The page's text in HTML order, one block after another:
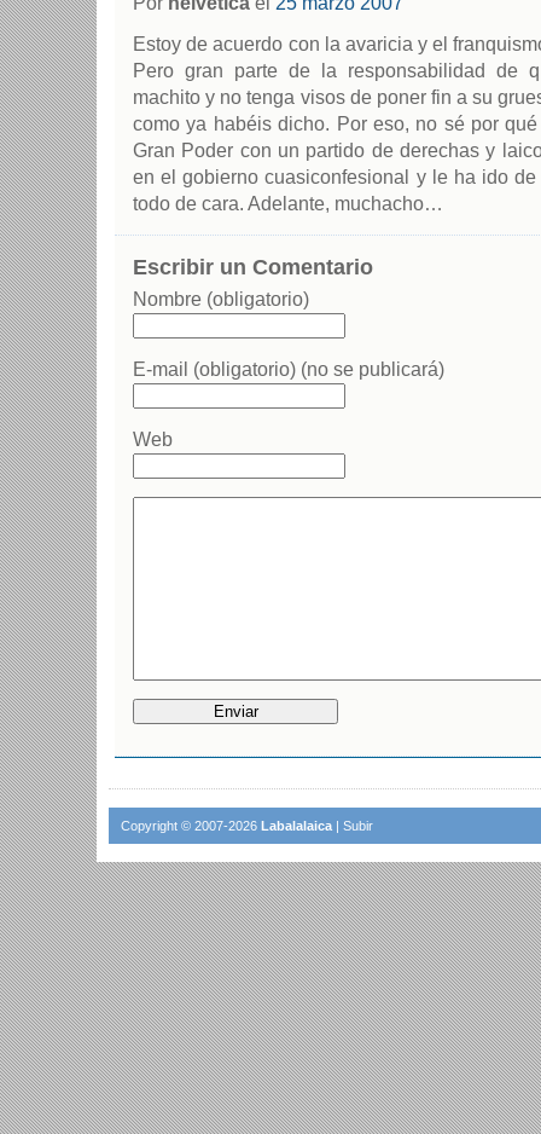
Estoy de acuerdo con la avaricia y el
Pero gran parte de la responsabilidad de
machito y no tenga visos de poner fin a su
como ya habéis dicho. Por eso, no sé por
Gran Poder con un partido de derechas y
en el gobierno cuasiconfesional y le ha ido
todo de cara. Adelante, muchacho…
Escribir un Comentario
Nombre (obligatorio)
E-mail (obligatorio) (no se publicará)
Web
Copyright © 2007-2026 Labalalaica | Subir